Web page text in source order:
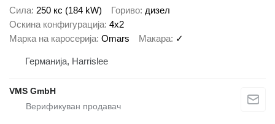
Сила 250 кс (184 kW) Гориво дизел
Оскина конфигурација 4x2
Марка на каросерија Omars Макара ✓
Германија, Harrislee
VMS GmbH